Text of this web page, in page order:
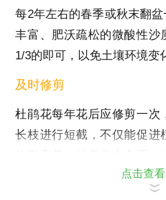
每2年左右的春季或秋末翻
丰富、肥沃疏松的微酸性沙
1/3的即可，以免土壤环境变
及时修剪
杜鹃花每年花后应修剪一次
长枝进行短截，不仅能促进
光性，促进杜鹃开花。点击查